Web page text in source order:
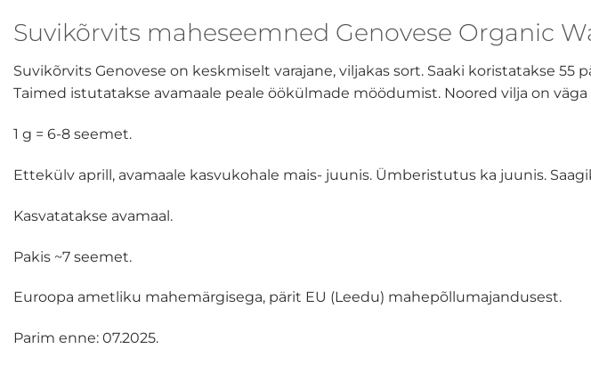
Suvikõrvits maheseemned Genovese Organic
Suvikõrvits Genovese on keskmiselt varajane, viljakas sort. Saaki koristatakse
Taimed istutatakse avamaale peale öökülmade möödumist. Noored vilja on
1 g = 6-8 seemet.
Ettekülv aprill, avamaale kasvukohale mais- juunis. Ümberistutus ka juunis.
Kasvatatakse avamaal.
Pakis ~7 seemet.
Euroopa ametliku mahemärgisega, pärit EU (Leedu) mahepõllumajandusest.
Parim enne: 07.2025.